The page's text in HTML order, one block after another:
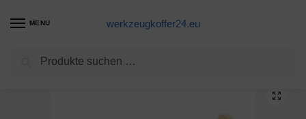
MENU werkzeugkoffer24.eu
Werkzeugkoffer Produkte